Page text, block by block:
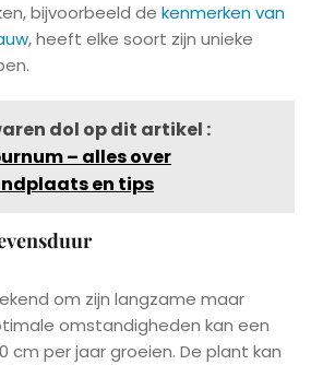
bijvoorbeeld de kenmerken van
, heeft elke soort zijn unieke
dol op dit artikel :
– alles over
en tips
om zijn langzame maar
omstandigheden kan een
cm per jaar groeien. De plant kan